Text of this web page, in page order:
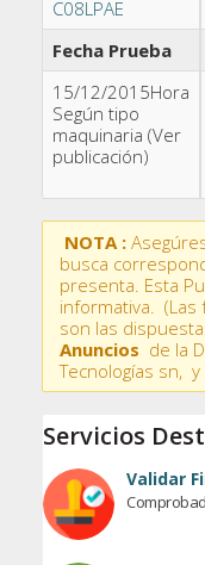
C08LPAE
Fecha Prueba
15/12/2015Hora
Según tipo
maquinaria (Ver
publicación)
NOTA :
busca
presenta. Esta
informativa. (Las
son las
Anuncios de la
Tecnologías sn,
Servicios
Validar